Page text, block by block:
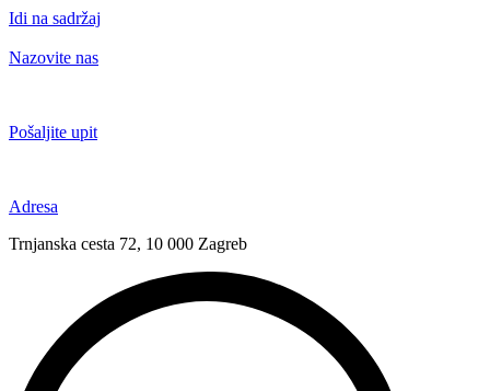
Idi na sadržaj
Nazovite nas
Pošaljite upit
Adresa
Trnjanska cesta 72, 10 000 Zagreb